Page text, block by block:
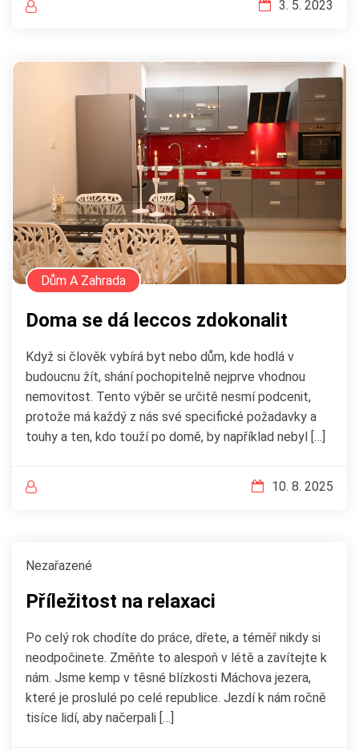
3. 5. 2023
Dům A Zahrada
Doma se dá leccos zdokonalit
Když si člověk vybírá byt nebo dům, kde hodlá v
budoucnu žít, shání pochopitelně nejprve vhodnou
nemovitost. Tento výběr se určitě nesmí podcenit,
protože má každý z nás své specifické požadavky a
touhy a ten, kdo touží po domě, by například nebyl […]
10. 8. 2025
Nezařazené
Příležitost na relaxaci
Po celý rok chodíte do práce, dřete, a téměř nikdy si
neodpočinete. Změňte to alespoň v létě a zavítejte k
nám. Jsme kemp v těsné blízkosti Máchova jezera,
které je proslulé po celé republice. Jezdí k nám ročně
tisíce lidí, aby načerpali […]